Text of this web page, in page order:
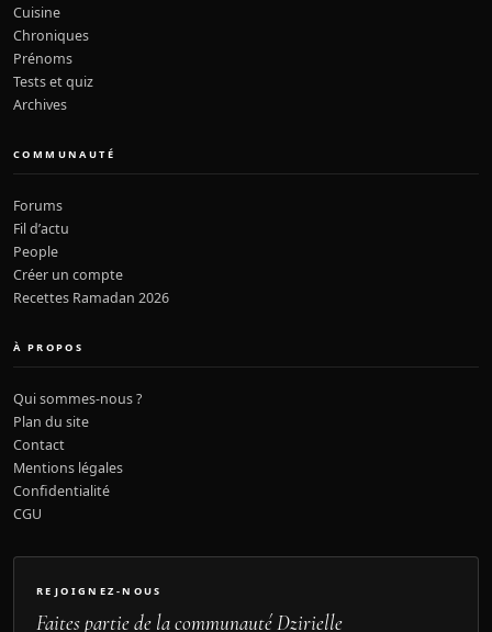
Cuisine
Chroniques
Prénoms
Tests et quiz
Archives
COMMUNAUTÉ
Forums
Fil d’actu
People
Créer un compte
Recettes Ramadan 2026
À PROPOS
Qui sommes-nous ?
Plan du site
Contact
Mentions légales
Confidentialité
CGU
REJOIGNEZ-NOUS
Faites partie de la communauté Dzirielle